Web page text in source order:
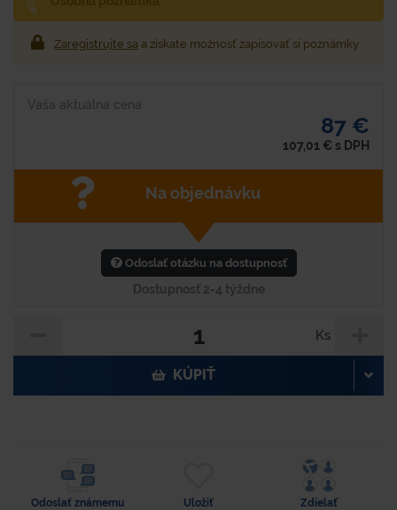
Zaregistrujte sa a získate možnosť zapisovať si poznámky
Vaša aktuálna cena
87 €
107,01 € s DPH
Na objednávku
Odoslať otázku na dostupnosť
Dostupnosť 2-4 týždne
Ks
KÚPIŤ
Odoslať známemu Uložiť Zdielať